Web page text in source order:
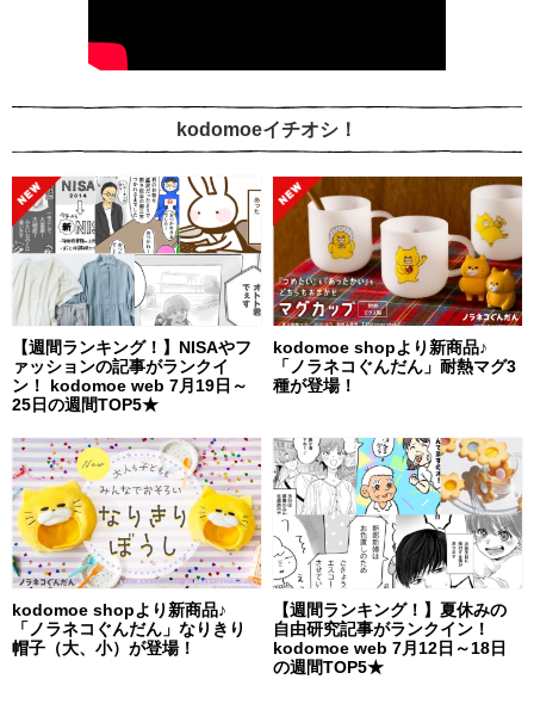
kodomoeイチオシ！
【週間ランキング！】NISAやフ
ァッションの記事がランクイ
ン！ kodomoe web 7月19日～
25日の週間TOP5★
kodomoe shopより新商品♪
「ノラネコぐんだん」耐熱マグ3
種が登場！
kodomoe shopより新商品♪
「ノラネコぐんだん」なりきり
帽子（大、小）が登場！
【週間ランキング！】夏休みの
自由研究記事がランクイン！
kodomoe web 7月12日～18日
の週間TOP5★